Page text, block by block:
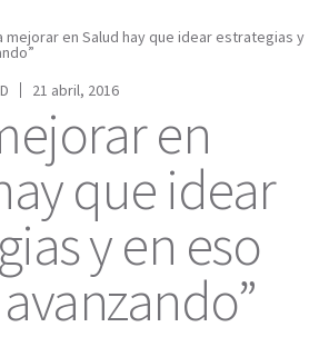
mejorar en Salud hay que idear estrategias y
21 abril, 2016
en
que idear
y en eso